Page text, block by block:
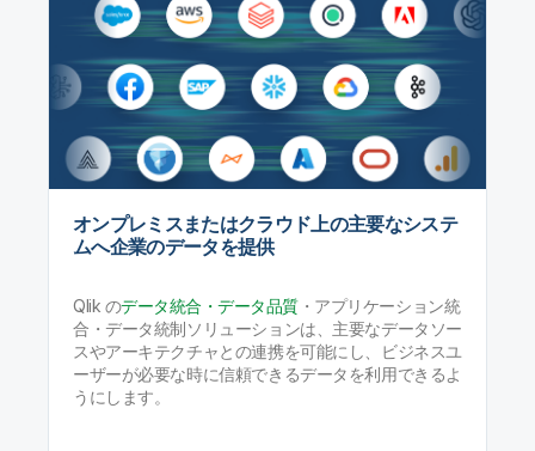
オンプレミスまたはクラウド上の主要なシステ
ムへ企業のデータを提供
Qlik のデータ統合・データ品質・アプリケーション統
合・データ統制ソリューションは、主要なデータソー
スやアーキテクチャとの連携を可能にし、ビジネスユ
ーザーが必要な時に信頼できるデータを利用できるよ
うにします。